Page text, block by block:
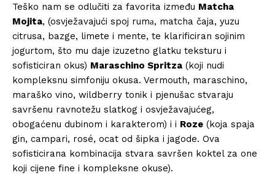
Teško nam se odlučiti za favorita između Matcha
Mojita, (osvježavajući spoj rumа, matcha čaja, yuzu
citrusa, bazge, limete i mente, te klarificiran sojinim
jogurtom, što mu daje izuzetno glatku teksturu i
sofisticiran okus) Maraschino Spritza (koji nudi
kompleksnu simfoniju okusa. Vermouth, maraschino,
maraško vino, wildberry tonik i pjenušac stvaraju
savršenu ravnotežu slatkog i osvježavajućeg,
obogaćenu dubinom i karakterom) i i Roze (koja spaja
gin, campari, rosé, ocat od šipka i jagode. Ova
sofisticirana kombinacija stvara savršen koktel za one
koji cijene fine i kompleksne okuse).